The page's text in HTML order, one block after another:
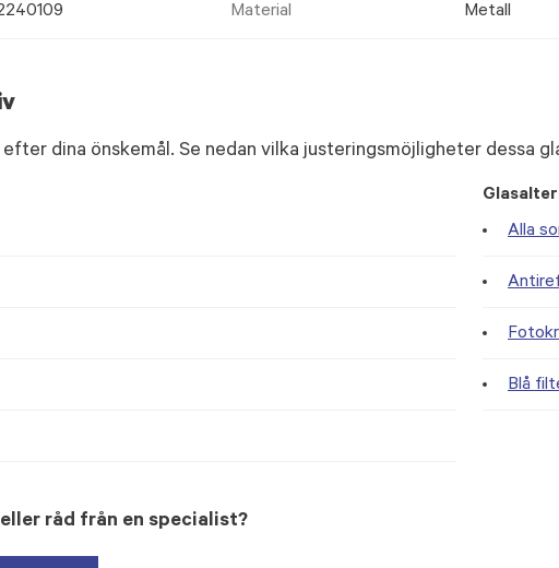
Material Metall
dina önskemål. Se nedan vilka justeringsmöjligheter dessa
Alla
Blå
råd från en specialist?